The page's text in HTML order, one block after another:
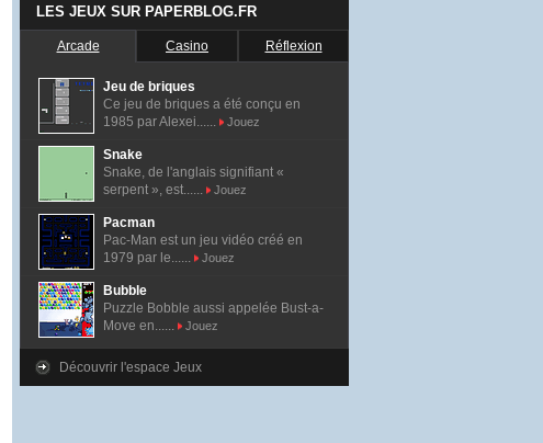
LES JEUX SUR PAPERBLOG.FR
Arcade Casino Réflexion
Jeu de briques
Ce jeu de briques a été conçu en
1985 par Alexei......
Jouez
Snake
Snake, de l'anglais signifiant «
serpent », est......
Jouez
Pacman
Pac-Man est un jeu vidéo créé en
1979 par le......
Jouez
Bubble
Puzzle Bobble aussi appelée Bust-a-
Move en......
Jouez
Découvrir l'espace Jeux